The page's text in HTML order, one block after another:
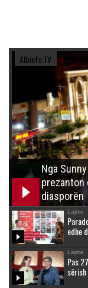
Albinfo.TV
Nga
diasporën
Lajme
edhe
Lajme
Pas
sërish